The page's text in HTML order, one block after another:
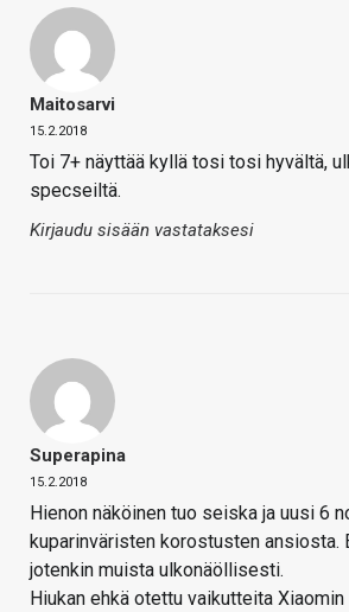
Maitosarvi
15.2.2018
Toi 7+ näyttää kyllä tosi tosi hyvältä,
specseiltä.
Kirjaudu sisään vastataksesi
Superapina
15.2.2018
Hienon näköinen tuo seiska ja uusi 6
kuparinväristen korostusten ansiosta.
jotenkin muista ulkonäöllisesti.
Hiukan ehkä otettu vaikutteita